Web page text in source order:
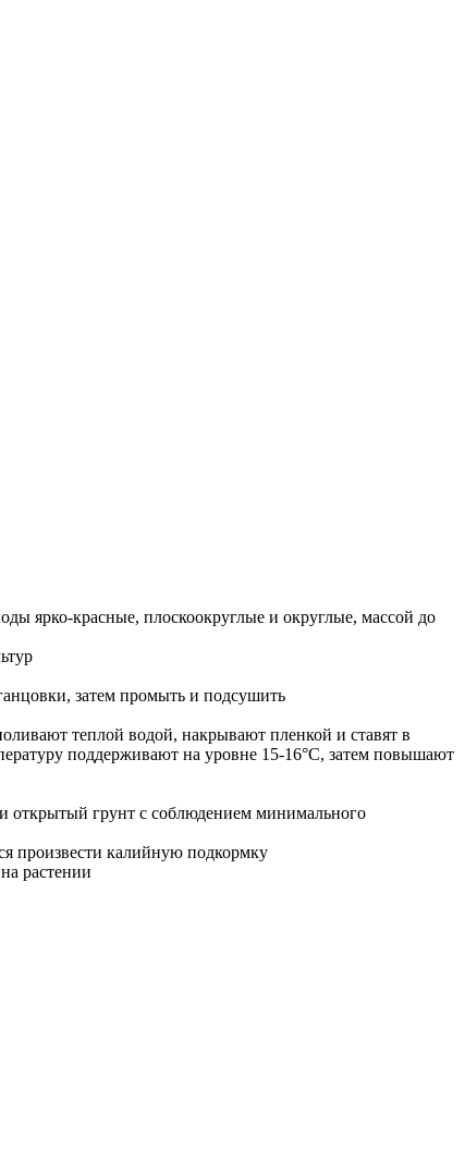
ярко-красные, плоскоокруглые и округлые, массой до
затем промыть и подсушить
теплой водой, накрывают пленкой и ставят в
поддерживают на уровне 15-16°С, затем повышают
открытый грунт с соблюдением минимального
произвести калийную подкормку
растении